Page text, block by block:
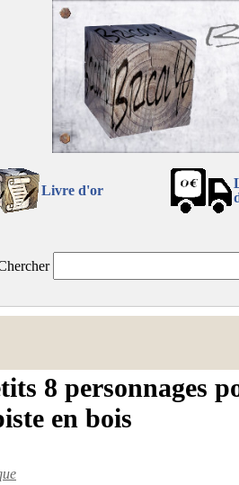
Livre d'or
8 personnages
en bois